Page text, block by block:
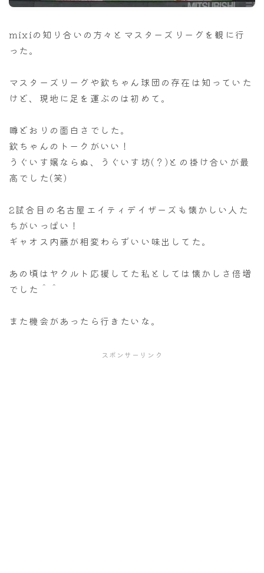
mixiの知り合いの方々とマスターズリーグを観に行
った。
マスターズリーグや欽ちゃん球団の存在は知っていた
けど、現地に足を運ぶのは初めて。
噂どおりの面白さでした。
欽ちゃんのトークがいい！
うぐいす嬢ならぬ、うぐいす坊(？)との掛け合いが最
高でした(笑)
2試合目の名古屋エイティデイザーズも懐かしい人た
ちがいっぱい！
ギャオス内藤が相変わらずいい味出してた。
あの頃はヤクルト応援してた私としては懐かしさ倍増
でした＾＾
また機会があったら行きたいな。
スポンサーリンク